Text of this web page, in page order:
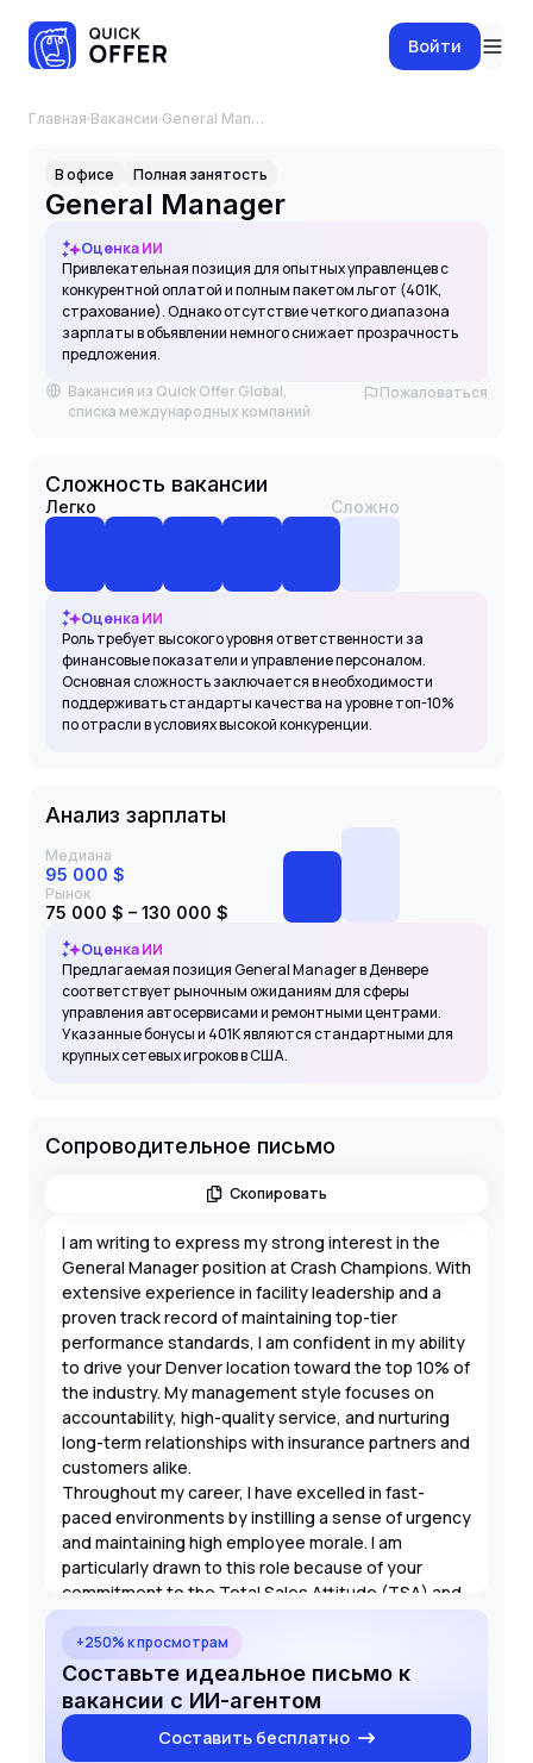
Войти
Главная·Вакансии· General Manager
В офисе Полная занятость
General Manager
Оценка ИИ
Привлекательная позиция для опытных управленцев с
конкурентной оплатой и полным пакетом льгот (401K,
страхование). Однако отсутствие четкого диапазона
зарплаты в объявлении немного снижает прозрачность
предложения.
Вакансия из Quick Offer Global,
списка международных компаний
Пожаловаться
Сложность вакансии
Легко Сложно
Оценка ИИ
Роль требует высокого уровня ответственности за
финансовые показатели и управление персоналом.
Основная сложность заключается в необходимости
поддерживать стандарты качества на уровне топ-10%
по отрасли в условиях высокой конкуренции.
Анализ зарплаты
Медиана
95 000 $
Рынок
75 000 $ – 130 000 $
Оценка ИИ
Предлагаемая позиция General Manager в Денвере
соответствует рыночным ожиданиям для сферы
управления автосервисами и ремонтными центрами.
Указанные бонусы и 401K являются стандартными для
крупных сетевых игроков в США.
Сопроводительное письмо
Скопировать
I am writing to express my strong interest in the
General Manager position at Crash Champions. With
extensive experience in facility leadership and a
proven track record of maintaining top-tier
performance standards, I am confident in my ability
to drive your Denver location toward the top 10% of
the industry. My management style focuses on
accountability, high-quality service, and nurturing
long-term relationships with insurance partners and
customers alike.
Throughout my career, I have excelled in fast-
paced environments by instilling a sense of urgency
and maintaining high employee morale. I am
particularly drawn to this role because of your
commitment to the Total Sales Attitude (TSA) and
the opportunity to recruit and develop talent for
future growth within the organization. I look forward
to the possibility of bringing my expertise in KPI
management and quality control to your team.
+250% к просмотрам
Составьте идеальное письмо к
вакансии с ИИ-агентом
Составить бесплатно